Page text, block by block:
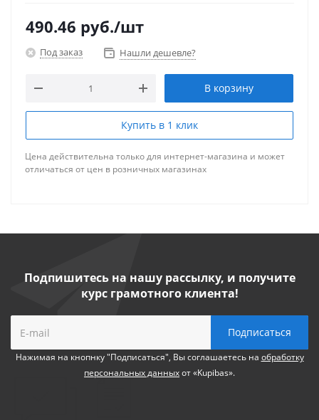
490.46 руб./шт
Под заказ Нашли дешевле?
В корзину
Купить в 1 клик
Цена действительна только для интернет-магазина и может
отличаться от цен в розничных магазинах
Подпишитесь на нашу рассылку, и получите
курс грамотного клиента!
Нажимая на кнопнку "Подписаться", Вы соглашаетесь на обработку
персональных данныхот «Kupibas».